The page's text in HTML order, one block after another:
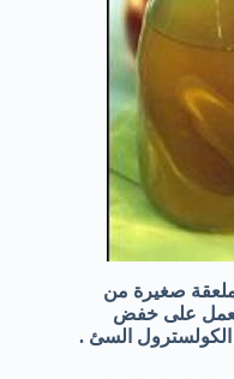
ملعقة صغيرة من
يعمل على خفض
السئ .